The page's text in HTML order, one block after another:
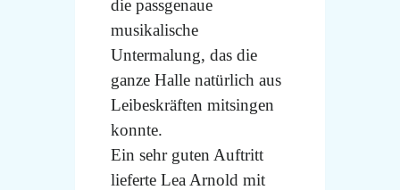
die passgenaue
musikalische
Untermalung, das die
ganze Halle natürlich aus
Leibeskräften mitsingen
konnte.
Ein sehr guten Auftritt
lieferte Lea Arnold mit